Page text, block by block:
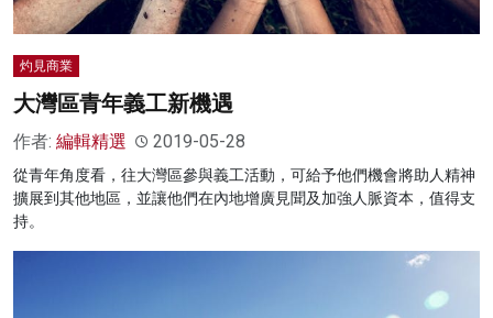
灼見商業
大灣區青年義工新機遇
作者: 編輯精選 2019-05-28
從青年角度看，往大灣區參與義工活動，可給予他們機會將助人精神
擴展到其他地區，並讓他們在內地增廣見聞及加強人脈資本，值得支
持。